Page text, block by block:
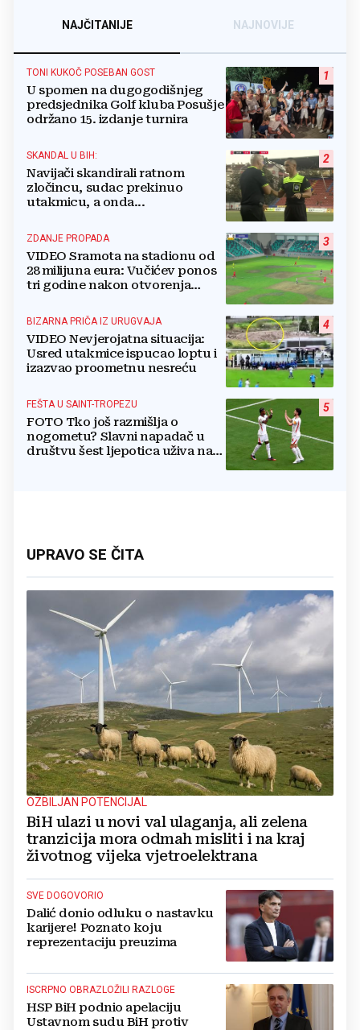
NAJČITANIJE NAJNOVIJE
1
TONI KUKOČ POSEBAN GOST
U spomen na dugogodišnjeg
predsjednika Golf kluba Posušje
održano 15. izdanje turnira
2
SKANDAL U BIH:
Navijači skandirali ratnom
zločincu, sudac prekinuo
utakmicu, a onda...
3
ZDANJE PROPADA
VIDEO Sramota na stadionu od
28 milijuna eura: Vučićev ponos
tri godine nakon otvorenja
4
BIZARNA PRIČA IZ URUGVAJA
VIDEO Nevjerojatna situacija:
Usred utakmice ispucao loptu i
izazvao proometnu nesreću
5
FEŠTA U SAINT-TROPEZU
FOTO Tko još razmišlja o
nogometu? Slavni napadač u
društvu šest ljepotica uživa na
UPRAVO SE ČITA
OZBILJAN POTENCIJAL
BiH ulazi u novi val ulaganja, ali zelena
tranzicija mora odmah misliti i na kraj
životnog vijeka vjetroelektrana
SVE DOGOVORIO
Dalić donio odluku o nastavku
karijere! Poznato koju
reprezentaciju preuzima
ISCRPNO OBRAZLOŽILI RAZLOGE
HSP BiH podnio apelaciju
Ustavnom sudu BiH protiv